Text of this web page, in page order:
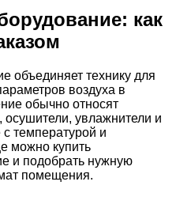
как
объединяет технику для
воздуха в
обычно относят
осушители, увлажнители и
температурой и
можно купить
и подобрать нужную
помещения.